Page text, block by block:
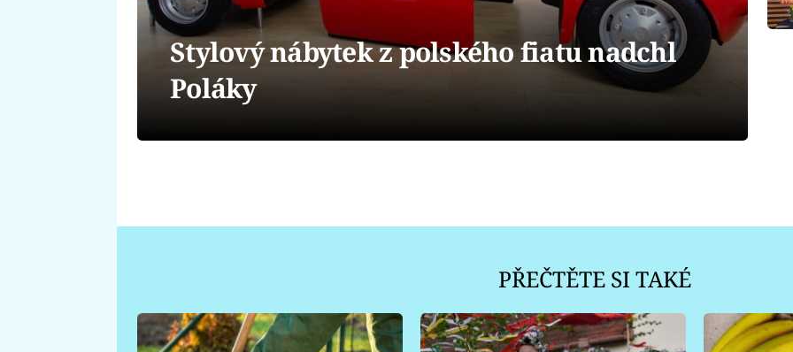
Stylový nábytek z polského fiatu nadchl
Poláky
PŘEČTĚTE SI TAKÉ